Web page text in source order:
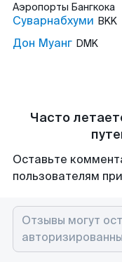
Аэропорты Бангкока
Суварнабхуми BKK
Дон Муанг DMK
Часто
Оставьте
пользователям